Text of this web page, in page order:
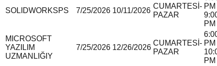
SOLIDWORKSPS 7/25/2026 10/11/2026
CUMARTESİ-
PAZAR
PM
PM
MICROSOFT
YAZILIM
UZMANLIĞI Y
7/25/2026 12/26/2026
CUMARTESİ-
PAZAR
PM
PM